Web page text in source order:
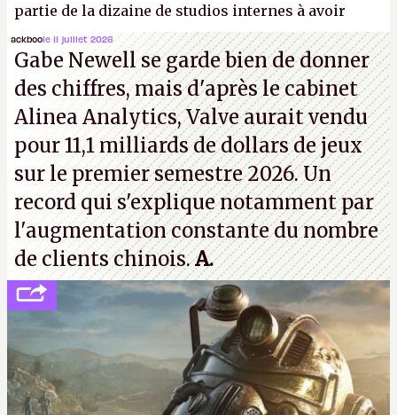
partie de la dizaine de studios internes à avoir
travaillé sur cetAssassin's Creedsous la direction
d'Ubisoft Singapour.A.
ackboole 11 juillet 2026
Gabe Newell se garde bien de donner
des chiffres, mais d'après le cabinet
Alinea Analytics, Valve aurait vendu
pour 11,1 milliards de dollars de jeux
sur le premier semestre 2026. Un
record qui s'explique notamment par
l'augmentation constante du nombre
de clients chinois.A.